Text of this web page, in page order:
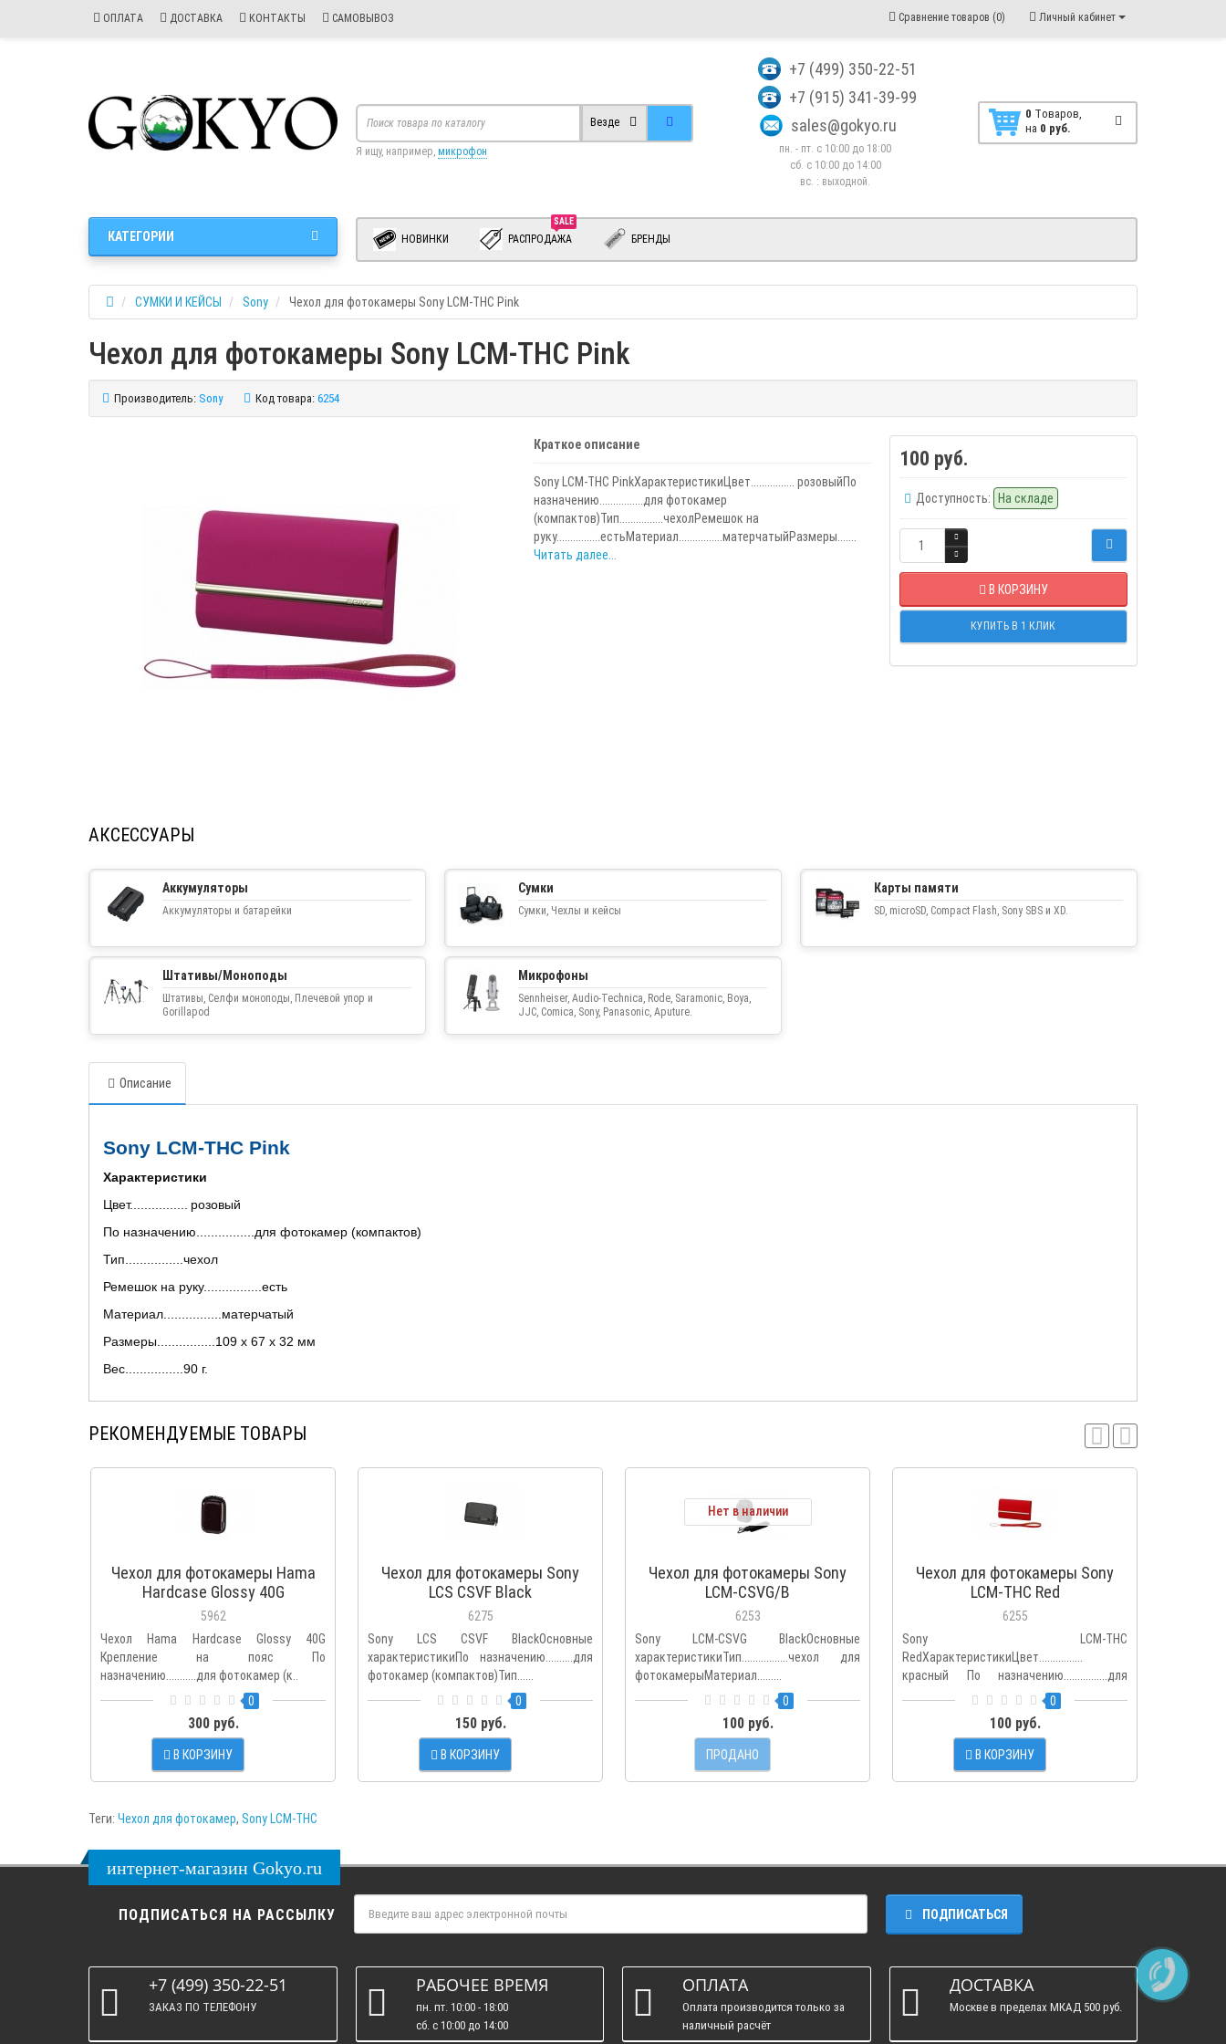
ОПЛАТА ДОСТАВКА КОНТАКТЫ САМОВЫВОЗ Личный кабинет
Сравнение товаров (0)
+7 (499) 350-22-51
+7 (915) 341-39-99
sales@gokyo.ru
пн. - пт. с 10:00 до 18:00
сб. c 10:00 до 14:00
вс. : выходной.
0 Tоваров,
на 0 руб.
Везде
Я ищу, например, микрофон
НОВИНКИ
SALE
РАСПРОДАЖА БРЕНДЫ
КАТЕГОРИИ
СУМКИ И КЕЙСЫ Sony Чехол для фотокамеры Sony LCM-THC Pink
Чехол для фотокамеры Sony LCM-THC Pink
Производитель: Sony Код товара: 6254
Краткое описание
Sony LCM-THC PinkХарактеристикиЦвет................ розовыйПо
назначению................для фотокамер
(компактов)Тип................чехолРемешок на
руку................естьМатериал................матерчатыйРазмеры.......
Читать далее...
100 руб.
Доступность: На складе
В КОРЗИНУ
КУПИТЬ В 1 КЛИК
АКСЕССУАРЫ
Аккумуляторы
Аккумуляторы и батарейки
Сумки
Сумки, Чехлы и кейсы
Карты памяти
SD, microSD, Compact Flash, Sony SBS и XD.
Штативы/Моноподы
Штативы, Селфи моноподы, Плечевой упор и
Gorillapod
Микрофоны
Sennheiser, Audio-Technica, Rode, Saramonic, Boya,
JJC, Comica, Sony, Panasonic, Aputure.
Описание
Sony LCM-THC Pink
Характеристики
Цвет................
розовый
По назначению................для фотокамер (компактов)
Тип................чехол
Ремешок на руку................есть
Материал................матерчатый
Размеры................109 x 67 x 32 мм
Вес................90 г.
РЕКОМЕНДУЕМЫЕ ТОВАРЫ
Чехол для фотокамеры Hama
Hardcase Glossy 40G
5962
Чехол Hama Hardcase Glossy 40G
Крепление на пояс По
назначению...........для фотокамер (к..
0
300 руб.
В КОРЗИНУ
Чехол для фотокамеры Sony
LCS CSVF Black
6275
Sony LCS CSVF BlackОсновные
характеристикиПо назначению..........для
фотокамер (компактов)Тип......
0
150 руб.
В КОРЗИНУ
Нет в наличии
Чехол для фотокамеры Sony
LCM-CSVG/B
6253
Sony LCM-CSVG BlackОсновные
характеристикиТип.................чехол для
фотокамерыМатериал.........
0
100 руб.
ПРОДАНО
Чехол для фотокамеры Sony
LCM-THC Red
6255
Sony LCM-THC
RedХарактеристикиЦвет................
красный По назначению................для
0
100 руб.
В КОРЗИНУ
Теги: Чехол для фотокамер, Sony LCM-THC
интернет-магазин Gokyo.ru
ПОДПИСАТЬСЯ НА РАССЫЛКУ ПОДПИСАТЬСЯ
+7 (499) 350-22-51
ЗАКАЗ ПО ТЕЛЕФОНУ
РАБОЧЕЕ ВРЕМЯ
пн. пт. 10:00 - 18:00
сб. c 10:00 до 14:00
ОПЛАТА
Оплата производится только за
наличный расчёт
ДОСТАВКА
Москве в пределах МКАД 500 руб.